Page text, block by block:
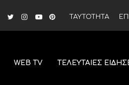
ΤΑΥΤΟΤΗΤΑ
WEB TV ΤΕΛΕΥΤΑΙΕΣ